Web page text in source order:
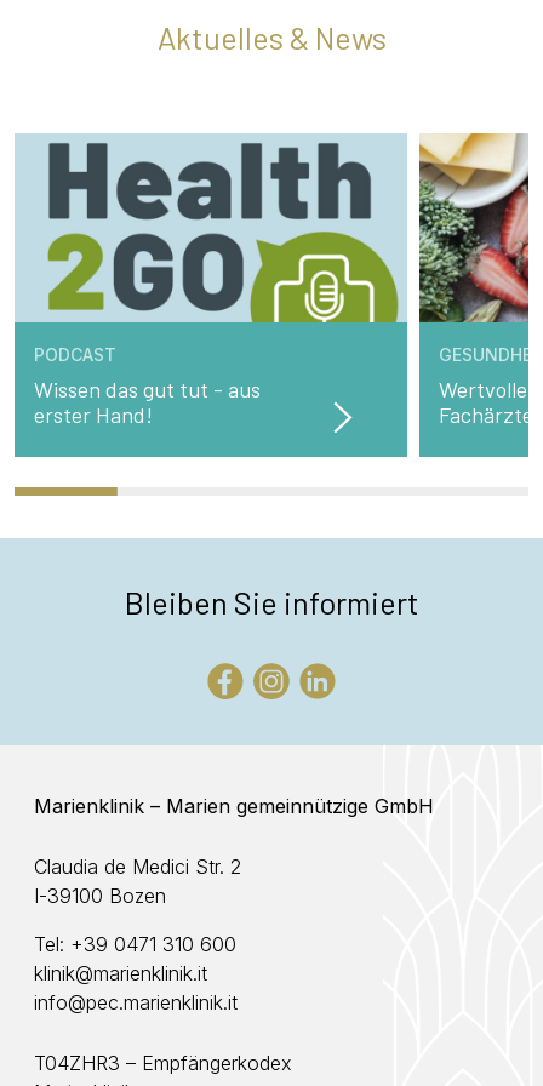
Aktuelles & News
PODCAST
Wissen das gut tut - aus
erster Hand!
Wertvolle
Bleiben Sie informiert
Marienklinik – Marien gemeinnützige GmbH
Claudia de Medici Str. 2
I-39100 Bozen
Tel: +39 0471 310 600
klinik@marienklinik.it
info@pec.marienklinik.it
T04ZHR3 – Empfängerkodex